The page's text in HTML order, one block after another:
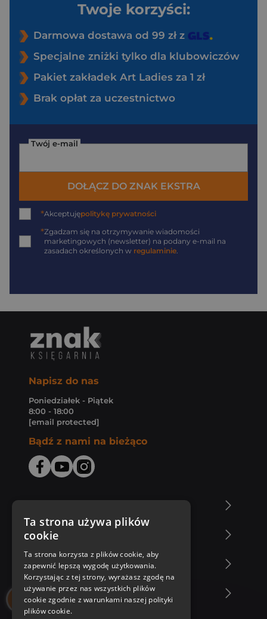
Twoje korzyści:
Darmowa dostawa od 99 zł z
Specjalne zniżki tylko dla klubowiczów
Pakiet zakładek Art Ladies za 1 zł
Brak opłat za uczestnictwo
Twój e-mail
DOŁĄCZ DO ZNAK EKSTRA
*Akceptujępolitykę prywatności
*Zgadzam się na otrzymywanie wiadomości
marketingowych (newsletter) na podany e-mail na
zasadach określonych w regulaminie.
Napisz do nas
Poniedziałek - Piątek
8:00 - 18:00
[email protected]
Bądź z nami na bieżąco
Zakupy u nas
Nasza oferta
Nasi autorzy
Ta strona używa plików
cookie
Ta strona korzysta z plików cookie, aby
zapewnić lepszą wygodę użytkowania.
Korzystając z tej strony, wyrażasz zgodę na
używanie przez nas wszystkich plików
cookie zgodnie z warunkami naszej polityki
plików cookie.